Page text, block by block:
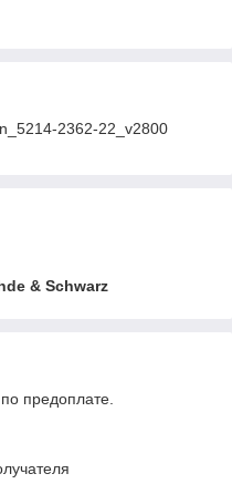
2362-22_v2800
& Schwarz
предоплате.